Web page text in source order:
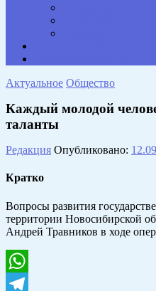
Актуальное Общество
Каждый молодой
таланты
Редакция Опубликовано:
Кратко
Вопросы развития
территории Новосибирской
Андрей Травников в ходе
WhatsApp